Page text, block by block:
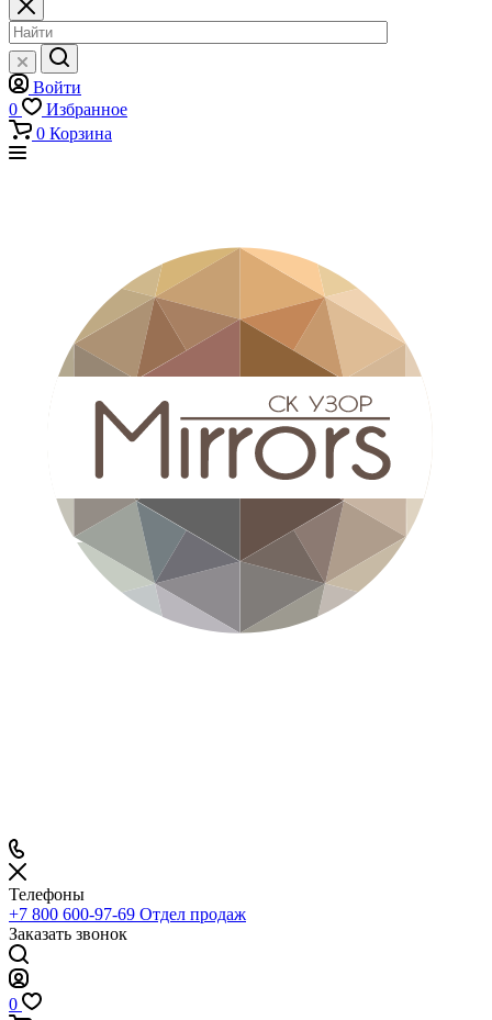
Войти
0
Избранное
0 Корзина
Телефоны
+7 800 600-97-69 Отдел продаж
Заказать звонок
0